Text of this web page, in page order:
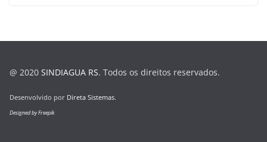
@ 2020 SINDIAGUA RS. Todos os direitos reservados.
Desenvolvido por Direta Sistemas.
Designed by Freepik